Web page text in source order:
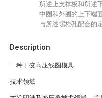
Description
一种干变高压线圈模具
技术领域
所述上支撑板和所述
中圈和外圈的上下端
与所述螺栓孔配合的